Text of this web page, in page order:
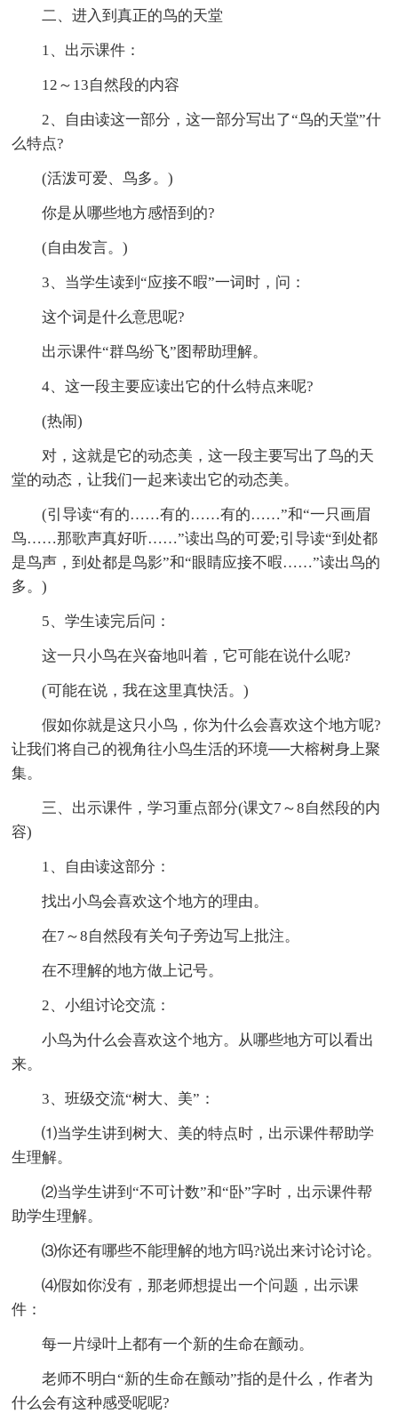
二、进入到真正的鸟的天堂
1、出示课件：
12～13自然段的内容
2、自由读这一部分，这一部分写出了“鸟的天堂”什
么特点?
(活泼可爱、鸟多。)
你是从哪些地方感悟到的?
(自由发言。)
3、当学生读到“应接不暇”一词时，问：
这个词是什么意思呢?
出示课件“群鸟纷飞”图帮助理解。
4、这一段主要应读出它的什么特点来呢?
(热闹)
对，这就是它的动态美，这一段主要写出了鸟的天
堂的动态，让我们一起来读出它的动态美。
(引导读“有的……有的……有的……”和“一只画眉
鸟……那歌声真好听……”读出鸟的可爱;引导读“到处都
是鸟声，到处都是鸟影”和“眼睛应接不暇……”读出鸟的
多。)
5、学生读完后问：
这一只小鸟在兴奋地叫着，它可能在说什么呢?
(可能在说，我在这里真快活。)
假如你就是这只小鸟，你为什么会喜欢这个地方呢?
让我们将自己的视角往小鸟生活的环境──大榕树身上聚
集。
三、出示课件，学习重点部分(课文7～8自然段的内
容)
1、自由读这部分：
找出小鸟会喜欢这个地方的理由。
在7～8自然段有关句子旁边写上批注。
在不理解的地方做上记号。
2、小组讨论交流：
小鸟为什么会喜欢这个地方。从哪些地方可以看出
来。
3、班级交流“树大、美”：
⑴当学生讲到树大、美的特点时，出示课件帮助学
生理解。
⑵当学生讲到“不可计数”和“卧”字时，出示课件帮
助学生理解。
⑶你还有哪些不能理解的地方吗?说出来讨论讨论。
⑷假如你没有，那老师想提出一个问题，出示课
件：
每一片绿叶上都有一个新的生命在颤动。
老师不明白“新的生命在颤动”指的是什么，作者为
什么会有这种感受呢呢?